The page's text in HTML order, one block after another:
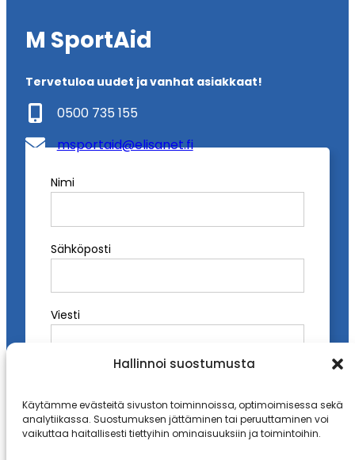
Hallinnoi suostumusta
Käytämme evästeitä sivuston toiminnoissa, optimoimisessa sekä
analytiikassa. Suostumuksen jättäminen tai peruuttaminen voi
vaikuttaa haitallisesti tiettyihin ominaisuuksiin ja toimintoihin.
M SportAid
Tervetuloa uudet ja vanhat asiakkaat!
0500 735 155
msportaid@elisanet.fi
FacebookNimi
Sähköposti
Viesti
A
e
n
a
t
i
: